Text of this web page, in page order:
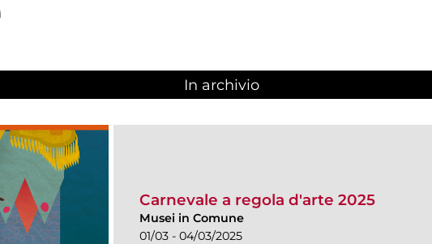
In archivio
Carnevale a regola d'arte 2025
Musei in Comune
01/03 - 04/03/2025